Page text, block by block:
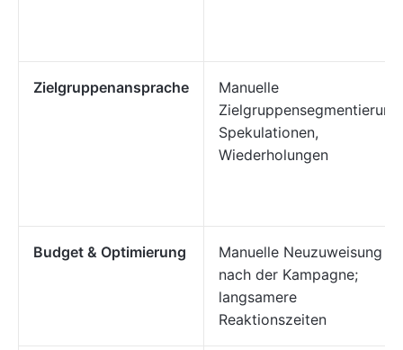
Zielgruppenansprache
Manuelle
Zielgruppensegmentierung,
Spekulationen,
Wiederholungen
Budget & Optimierung
Manuelle Neuzuweisung
nach der Kampagne;
langsamere
Reaktionszeiten